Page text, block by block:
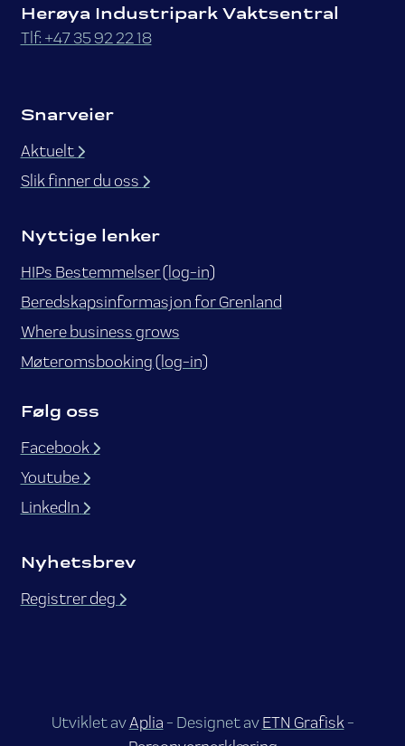
Herøya Industripark Vaktsentral
Tlf: +47 35 92 22 18
Snarveier
Aktuelt
Slik finner du oss
Nyttige lenker
HIPs Bestemmelser (log-in)
Beredskapsinformasjon for Grenland
Where business grows
Møteromsbooking (log-in)
Følg oss
Facebook
Youtube
LinkedIn
Nyhetsbrev
Registrer deg
Utviklet avAplia- Designet avETN Grafisk-